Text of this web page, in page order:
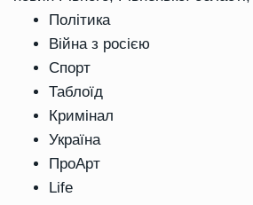
Політика
Війна з росією
Спорт
Таблоїд
Кримінал
Україна
ПроАрт
Life